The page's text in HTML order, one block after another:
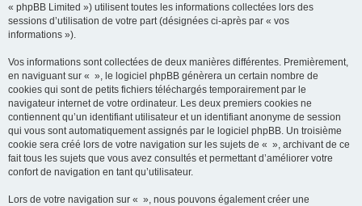
« phpBB Limited ») utilisent toutes les informations collectées lors des
sessions d’utilisation de votre part (désignées ci-après par « vos
informations »).
Vos informations sont collectées de deux manières différentes. Premièrement,
en naviguant sur « », le logiciel phpBB génèrera un certain nombre de
cookies qui sont de petits fichiers téléchargés temporairement par le
navigateur internet de votre ordinateur. Les deux premiers cookies ne
contiennent qu’un identifiant utilisateur et un identifiant anonyme de session
qui vous sont automatiquement assignés par le logiciel phpBB. Un troisième
cookie sera créé lors de votre navigation sur les sujets de « », archivant de ce
fait tous les sujets que vous avez consultés et permettant d’améliorer votre
confort de navigation en tant qu’utilisateur.
Lors de votre navigation sur « », nous pouvons également créer une